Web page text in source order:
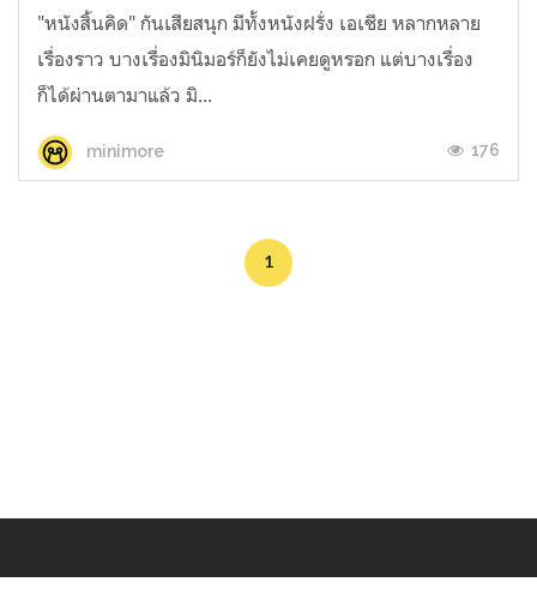
"หนังสิ้นคิด" กันเสียสนุก มีทั้งหนังฝรั่ง เอเชีย หลากหลาย
เรื่องราว บางเรื่องมินิมอร์ก็ยังไม่เคยดูหรอก แต่บางเรื่อง
ก็ได้ผ่านตามาแล้ว มิ...
minimore 176
1